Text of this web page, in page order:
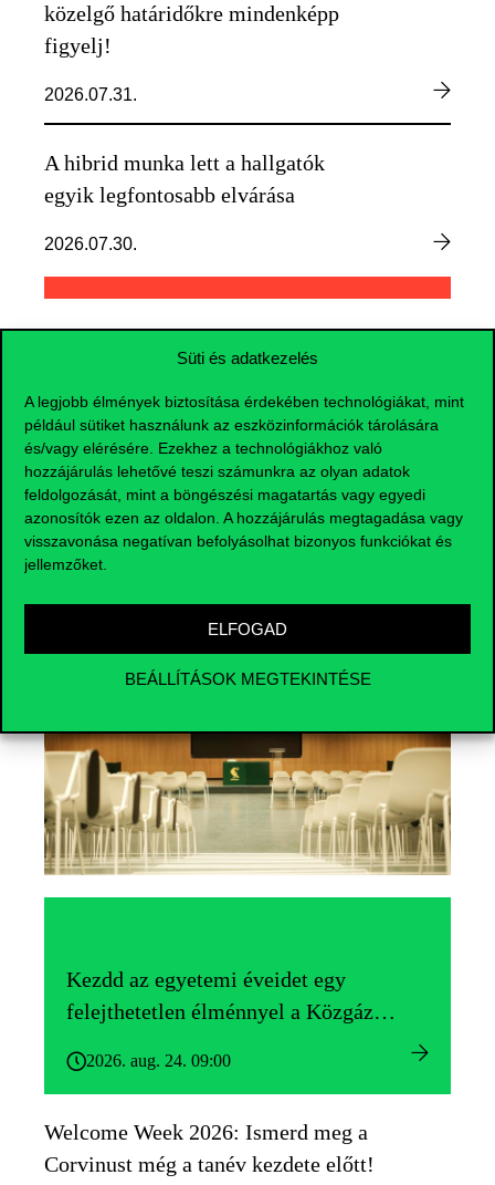
Süti és adatkezelés
A legjobb élmények biztosítása érdekében technológiákat, mint
például sütiket használunk az eszközinformációk tárolására
és/vagy elérésére. Ezekhez a technológiákhoz való
hozzájárulás lehetővé teszi számunkra az olyan adatok
feldolgozását, mint a böngészési magatartás vagy egyedi
azonosítók ezen az oldalon. A hozzájárulás megtagadása vagy
visszavonása negatívan befolyásolhat bizonyos funkciókat és
jellemzőket.
ELFOGAD
BEÁLLÍTÁSOK MEGTEKINTÉSE
közelgő határidőkre mindenképp
figyelj!
2026.07.31.
A hibrid munka lett a hallgatók
egyik legfontosabb elvárása
2026.07.30.
Események
Kezdd az egyetemi éveidet egy
felejthetetlen élménnyel a Közgáz
2026. aug. 24. 09:00
Welcome Week 2026: Ismerd meg a
Corvinust még a tanév kezdete előtt!